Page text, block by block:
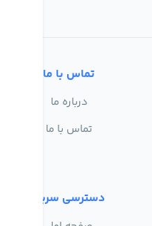
تماس با ما
درباره ما
تماس با ما
دسترسی سریع